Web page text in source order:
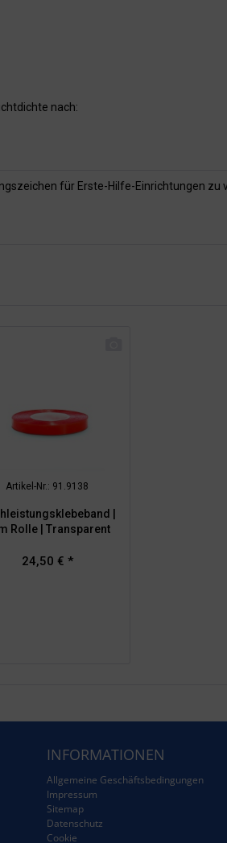
nach:
für Erste-Hilfe-Einrichtungen zu
Artikel-Nr.: 91.9138
|
Rolle | Transparent
24,50 € *
INFORMATIONEN
Allgemeine Geschäftsbedingungen
Impressum
Sitemap
Datenschutz
Cookie